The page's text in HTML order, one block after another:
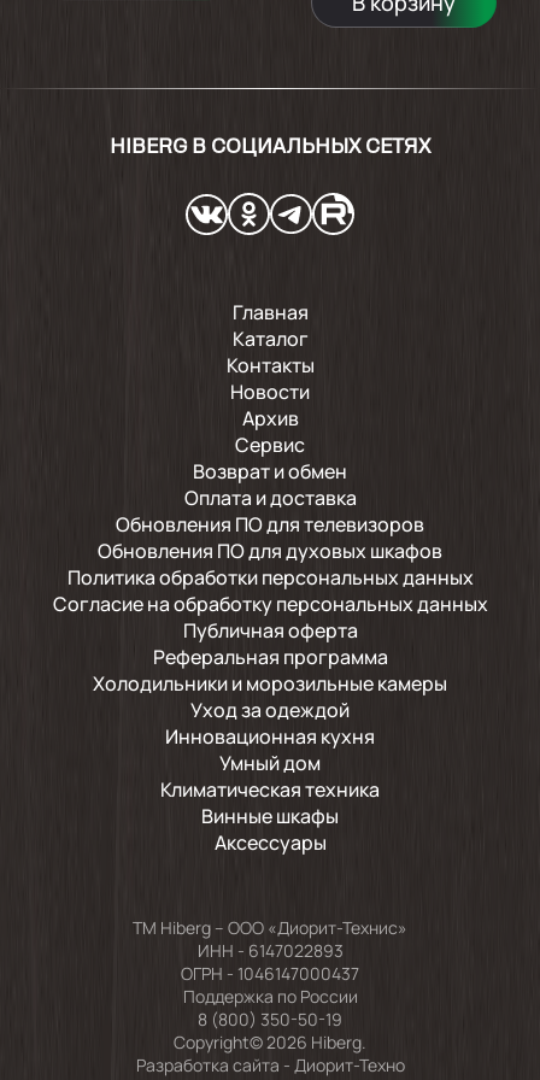
снизил на 1 звезду, а в остальном всё
благодарим Озон за качественный товар.
HIBERG В СОЦИАЛЬНЫХ СЕТЯХ
Главная
Каталог
Контакты
Новости
Архив
Сервис
Возврат и обмен
Оплата и доставка
Обновления ПО для телевизоров
Обновления ПО для духовых шкафов
Политика обработки персональных данных
Согласие на обработку персональных данных
Публичная оферта
Реферальная программа
Холодильники и морозильные камеры
Уход за одеждой
Инновационная кухня
Умный дом
Климатическая техника
Винные шкафы
Аксессуары
TM Hiberg – ООО «Диорит-Технис»
ИНН - 6147022893
ОГРН - 1046147000437
Поддержка по России
8 (800) 350-50-19
Copyright© 2026 Hiberg.
Разработка сайта - Диорит-Техно